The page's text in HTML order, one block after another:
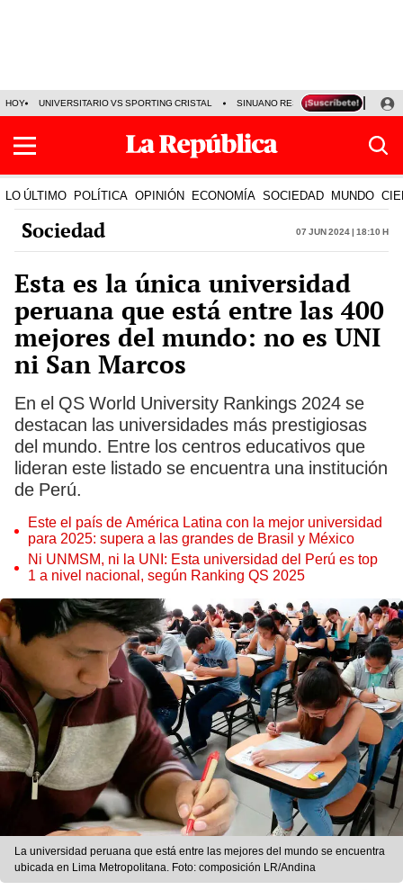
HOY UNIVERSITARIO VS SPORTING CRISTAL SINUANO RESULTADOS HOY
LO ÚLTIMO POLÍTICA OPINIÓN ECONOMÍA SOCIEDAD MUNDO
Sociedad 07 Jun 2024 | 18:10 h
Esta es la única universidad
peruana que está entre las 400
mejores del mundo: no es UNI
ni San Marcos
En el QS World University Rankings 2024 se
destacan las universidades más prestigiosas
del mundo. Entre los centros educativos que
lideran este listado se encuentra una institución
de Perú.
Este el país de América Latina con la mejor universidad
para 2025: supera a las grandes de Brasil y México
Ni UNMSM, ni la UNI: Esta universidad del Perú es top
1 a nivel nacional, según Ranking QS 2025
La universidad peruana que está entre las mejores del mundo se encuentra
ubicada en Lima Metropolitana. Foto: composición LR/Andina